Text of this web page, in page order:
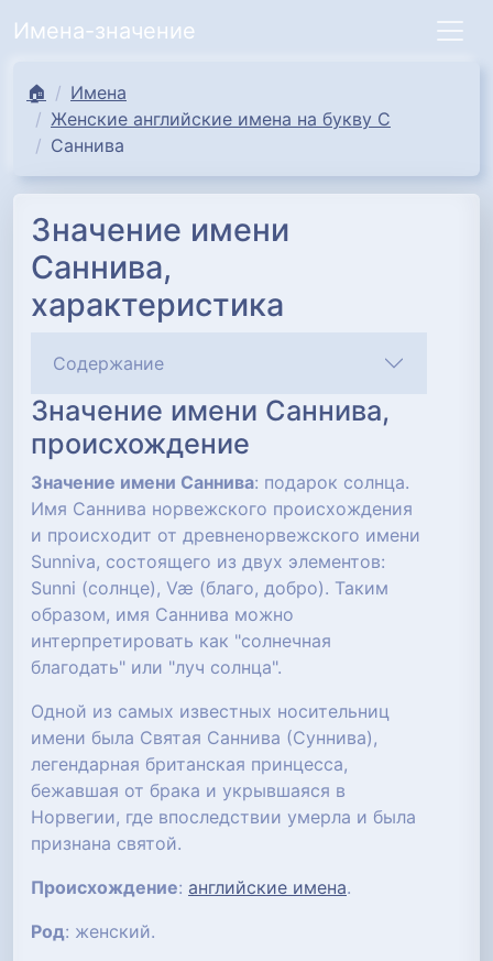
Имена-значение
🏠
Имена
Женские английские имена на букву С
Саннива
Значение имени
Саннива,
характеристика
Содержание
Значение имени Саннива,
происхождение
Значение имени Саннива: подарок солнца.
Имя Саннива норвежского происхождения
и происходит от древненорвежского имени
Sunniva, состоящего из двух элементов:
Sunni (солнце), Væ (благо, добро). Таким
образом, имя Саннива можно
интерпретировать как "солнечная
благодать" или "луч солнца".
Одной из самых известных носительниц
имени была Святая Саннива (Суннива),
легендарная британская принцесса,
бежавшая от брака и укрывшаяся в
Норвегии, где впоследствии умерла и была
признана святой.
Происхождение: английские имена.
Род: женский.